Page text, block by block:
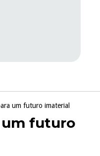
um futuro imaterial
um futuro